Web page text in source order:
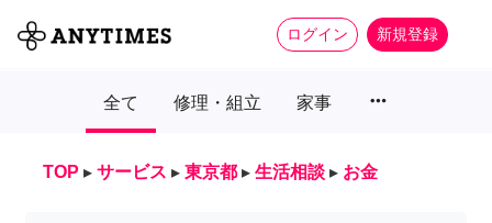
ログイン 新規登録
全て 修理・組立 家事 more_horiz
TOP ▸ サービス ▸ 東京都 ▸ 生活相談 ▸ お金